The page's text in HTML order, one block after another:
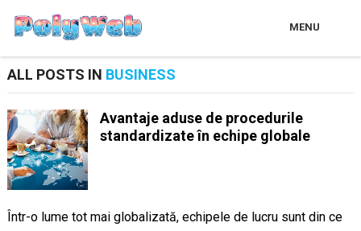
MENU
ALL POSTS IN BUSINESS
Avantaje aduse de procedurile
standardizate în echipe globale
Într-o lume tot mai globalizată, echipele de lucru sunt din ce